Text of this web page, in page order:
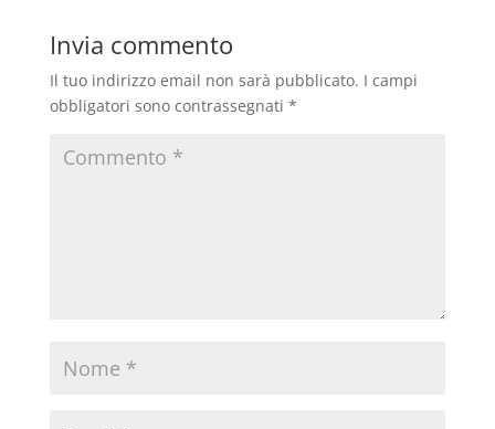
Invia commento
Il tuo indirizzo email non sarà pubblicato. I campi
obbligatori sono contrassegnati *